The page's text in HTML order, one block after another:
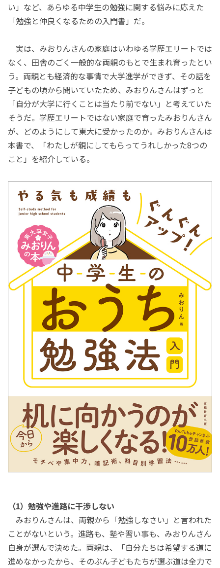
い」など、あらゆる中学生の勉強に関する悩みに応えた
「勉強と仲良くなるための入門書」だ。
実は、みおりんさんの家庭はいわゆる学歴エリートでは
なく、田舎のごく一般的な両親のもとで生まれ育ったとい
う。両親とも経済的な事情で大学進学ができず、その話を
子どもの頃から聞いていたため、みおりんさんはずっと
「自分が大学に行くことは当たり前でない」と考えていた
そうだ。学歴エリートではない家庭で育ったみおりんさん
が、どのようにして東大に受かったのか。みおりんさんは
本書で、「わたしが親にしてもらってうれしかった8つの
こと」を紹介している。
（1）勉強や進路に干渉しない
みおりんさんは、両親から「勉強しなさい」と言われた
ことがないという。進路も、塾や習い事も、みおりんさん
自身が選んで決めた。両親は、「自分たちは希望する道に
進めなかったから、そのぶん子どもたちが選ぶ道は全力で